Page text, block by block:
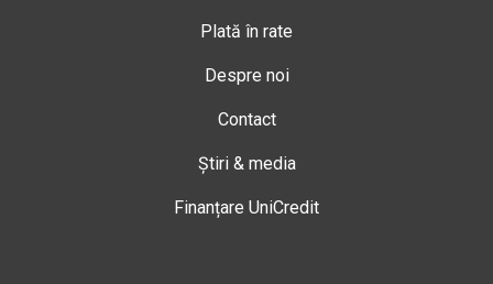
Plată în rate
Despre noi
Contact
Știri & media
Finanțare UniCredit